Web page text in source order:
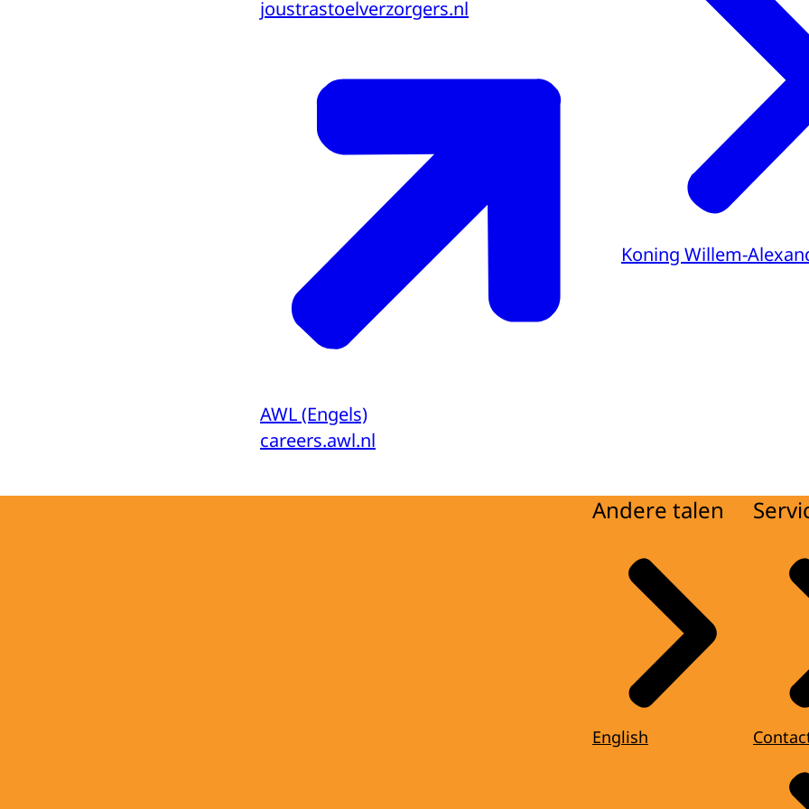
joustrastoelverzorgers.nl
AWL (Engels)
careers.awl.nl
Koning Willem-
Andere talen
English